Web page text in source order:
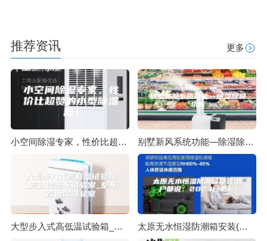
推荐资讯 更多
小空间除湿专家，性价比超赞的小型除湿器！ 别墅新风系统功能—除湿除臭功能
大型步入式高低温试验箱_高低温整车试验室_整车高低温试验室 太原无水恒湿防潮箱安装(客户都说：2023已更新)